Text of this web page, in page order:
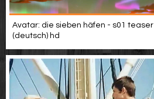
Avatar: die sieben häfen - s01 teaser
(deutsch) hd